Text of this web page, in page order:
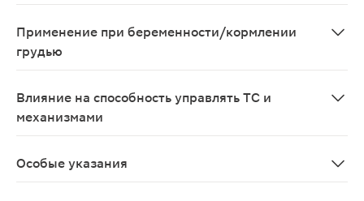
Применение при беременности/кормлении
грудью
Влияние на способность управлять ТС и
механизмами
Особые указания